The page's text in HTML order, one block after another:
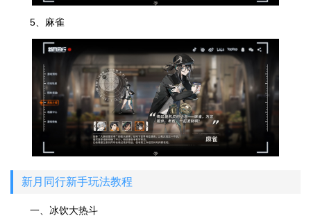
5、麻雀
新月同行新手玩法教程
一、冰饮大热斗